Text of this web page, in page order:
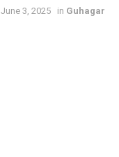
June 3, 2025 in Guhagar